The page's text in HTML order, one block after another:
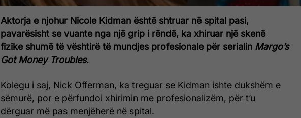
Aktorja e njohur Nicole Kidman është shtruar në spital pasi,
pavarësisht se vuante nga një grip i rëndë, ka xhiruar një skenë
fizike shumë të vështirë të mundjes profesionale për serialin Margo’s
Got Money Troubles.
Kolegu i saj, Nick Offerman, ka treguar se Kidman ishte dukshëm e
sëmurë, por e përfundoi xhirimin me profesionalizëm, për t’u
dërguar më pas menjëherë në spital.